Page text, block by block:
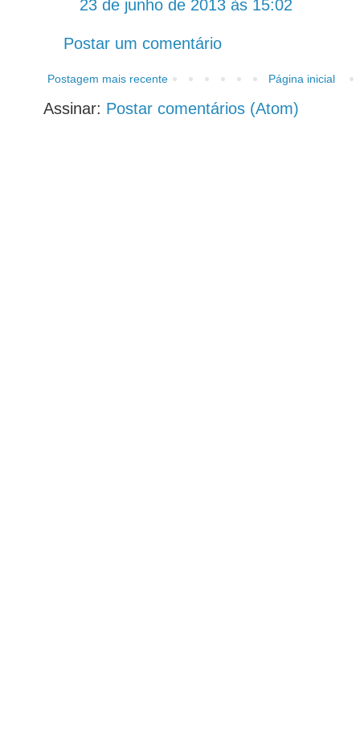
23 de junho de 2013 às 15:02
Postar um comentário
Postagem mais recente Página inicial
Assinar: Postar comentários (Atom)